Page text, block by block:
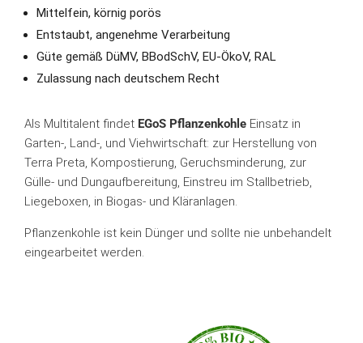
Mittelfein, körnig porös
Entstaubt, angenehme Verarbeitung
Güte gemäß DüMV, BBodSchV, EU-ÖkoV, RAL
Zulassung nach deutschem Recht
Als Multitalent findet EGoS Pflanzenkohle Einsatz in
Garten-, Land-, und Viehwirtschaft: zur Herstellung von
Terra Preta, Kompostierung, Geruchsminderung, zur
Gülle- und Dungaufbereitung, Einstreu im Stallbetrieb,
Liegeboxen, in Biogas- und Kläranlagen.
Pflanzenkohle ist kein Dünger und sollte nie unbehandelt
eingearbeitet werden.